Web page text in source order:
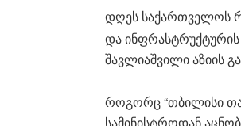
დღეს საქართველოს
და
შავლიაშვილი აზიის
როგორც “თბილისი
სამინისტროდან